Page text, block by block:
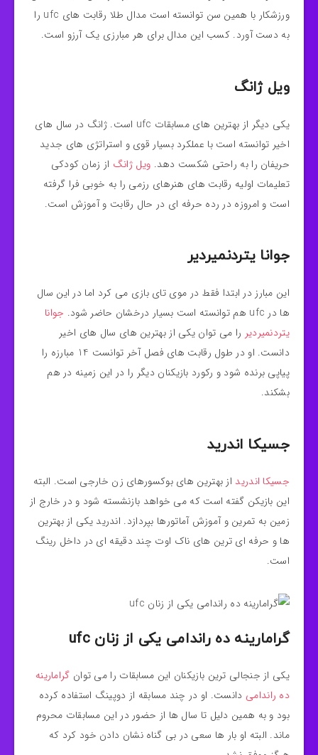
ورزشکار با همین سن توانسته است مدال طلا رقابت های ufc را
به دست آورد. کسب این مدال برای هر مبارزی یک آرزو است.
ویل ژانگ
یکی دیگر از بهترین های مسابقات ufc است. ژانگ در سال های
اخیر توانسته است با عملکرد بسیار قوی و استراتژی های جدید
حریفان را به راحتی شکست دهد. ویل ژانگ از زمان کودکی
تعلیمات اولیه رقابت های هنرهای رزمی را به خوبی فرا گرفته
است و امروزه در رده حرفه ای در حال رقابت و آموزش است.
جوانا یتردنمیردیر
این مبارز در ابتدا فقط در موی تای بازی می کرد اما در این سال
ها در ufc هم توانسته است بسیار درخشان حاضر شود.
جوانا
یتردنمیردیر را می توان یکی از بهترین های سال های اخیر
دانست. او در طول رقابت های فصل آخر توانست 14 مبارزه را
پیاپی برنده شود و رکورد بازیکنان دیگر را در این زمینه در هم
بشکند.
جسیکا اندرید
جسیکا اندرید از بهترین های بوکسورهای زن خارجی است. البته
این بازیکن گفته است که می خواهد بازنشسته شود و در خارج از
زمین به تمرین و آموزش آماتورها بپردازد. اندرید یکی از بهترین
ها و حرفه ای ترین های ناک اوت چند دقیقه ای در داخل رینگ
است.
گرامارینه ده راندامی یکی از زنان ufc
یکی از جنجالی ترین بازیکنان این مسابقات را می توان گرامارینه
ده راندامی دانست. او در چند مسابقه از دوپینگ استفاده کرده
بود و به همین دلیل تا سال ها از حضور در این مسابقات محروم
ماند. البته او بار ها سعی در بی گناه نشان دادن خود کرد که